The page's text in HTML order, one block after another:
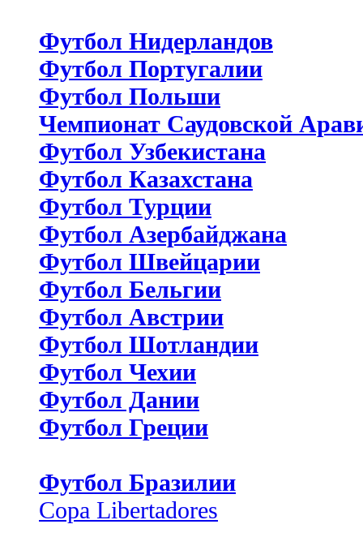
Футбол Нидерландов
Футбол Португалии
Футбол Польши
Чемпионат Саудовской
Футбол Узбекистана
Футбол Казахстана
Футбол Турции
Футбол Азербайджана
Футбол Швейцарии
Футбол Бельгии
Футбол Австрии
Футбол Шотландии
Футбол Чехии
Футбол Дании
Футбол Греции
Футбол Бразилии
Copa Libertadores